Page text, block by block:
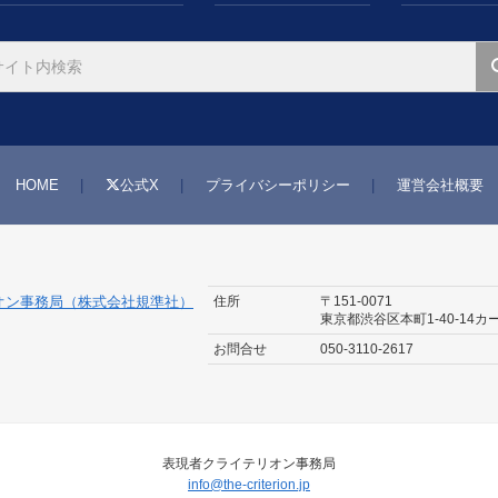
HOME 公式X プライバシーポリシー 運営会社概要
事務局（株式会社規準社） 住所
〒151-0071
東京都渋谷区本町1-40-14カ
お問合せ
050-3110-2617
表現者クライテリオン事務局
info@the-criterion.jp